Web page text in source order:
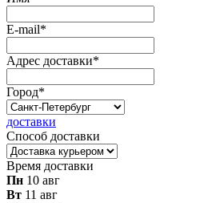
E-mail*
Адрес доставки*
Город*
доставки
Способ доставки
Время доставки
Пн 10 авг
Вт 11 авг